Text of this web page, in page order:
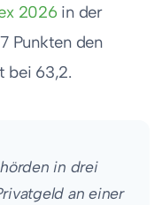
2026 in der
Punkten den
bei 63,2.
in drei
an einer